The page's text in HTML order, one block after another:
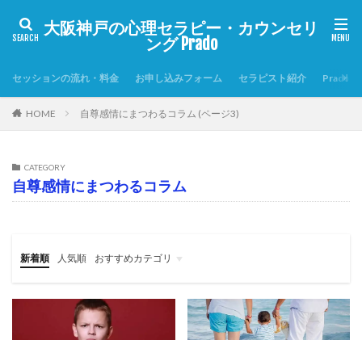
大阪神戸の心理セラピー・カウンセリ
ング Prado
セッションの流れ・料金 お申し込みフォーム セラピスト紹介 Pradoへ
HOME 自尊感情にまつわるコラム (ページ3)
CATEGORY
自尊感情にまつわるコラム
新着順 人気順
おすすめカテゴリ